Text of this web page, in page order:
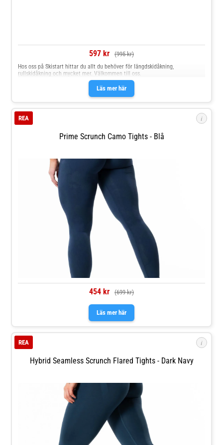
597 kr (995 kr)
Läs mer här
Hos oss på Skistart hittar du allt du behöver för längdskidåkning,
rullskidåkning och mycket mer. Välkommen till oss.
i
Prime Scrunch Camo Tights - Blå
REA
454 kr (699 kr)
Läs mer här
i
Hybrid Seamless Scrunch Flared Tights - Dark Navy
REA